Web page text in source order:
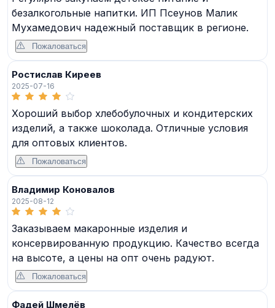
безалкогольные напитки. ИП Псеунов Малик
Мухамедович надежный поставщик в регионе.
Пожаловаться
Ростислав Киреев
2025-07-16
Хороший выбор хлебобулочных и кондитерских
изделий, а также шоколада. Отличные условия
для оптовых клиентов.
Пожаловаться
Владимир Коновалов
2025-08-12
Заказываем макаронные изделия и
консервированную продукцию. Качество всегда
на высоте, а цены на опт очень радуют.
Пожаловаться
Фадей Шмелёв